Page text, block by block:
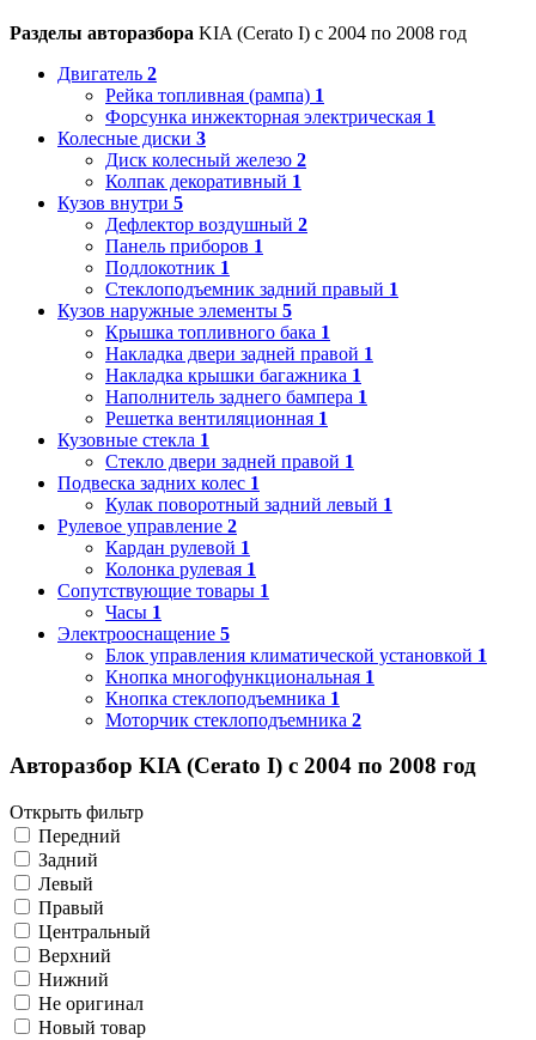
Разделы авторазбора KIA (Cerato I) с 2004 по 2008 год
Двигатель 2
Рейка топливная (рампа) 1
Форсунка инжекторная электрическая 1
Колесные диски 3
Диск колесный железо 2
Колпак декоративный 1
Кузов внутри 5
Дефлектор воздушный 2
Панель приборов 1
Подлокотник 1
Стеклоподъемник задний правый 1
Кузов наружные элементы 5
Крышка топливного бака 1
Накладка двери задней правой 1
Накладка крышки багажника 1
Наполнитель заднего бампера 1
Решетка вентиляционная 1
Кузовные стекла 1
Стекло двери задней правой 1
Подвеска задних колес 1
Кулак поворотный задний левый 1
Рулевое управление 2
Кардан рулевой 1
Колонка рулевая 1
Сопутствующие товары 1
Часы 1
Электрооснащение 5
Блок управления климатической установкой 1
Кнопка многофункциональная 1
Кнопка стеклоподъемника 1
Моторчик стеклоподъемника 2
Авторазбор KIA (Cerato I) с 2004 по 2008 год
Открыть фильтр
Передний
Задний
Левый
Правый
Центральный
Верхний
Нижний
Не оригинал
Новый товар